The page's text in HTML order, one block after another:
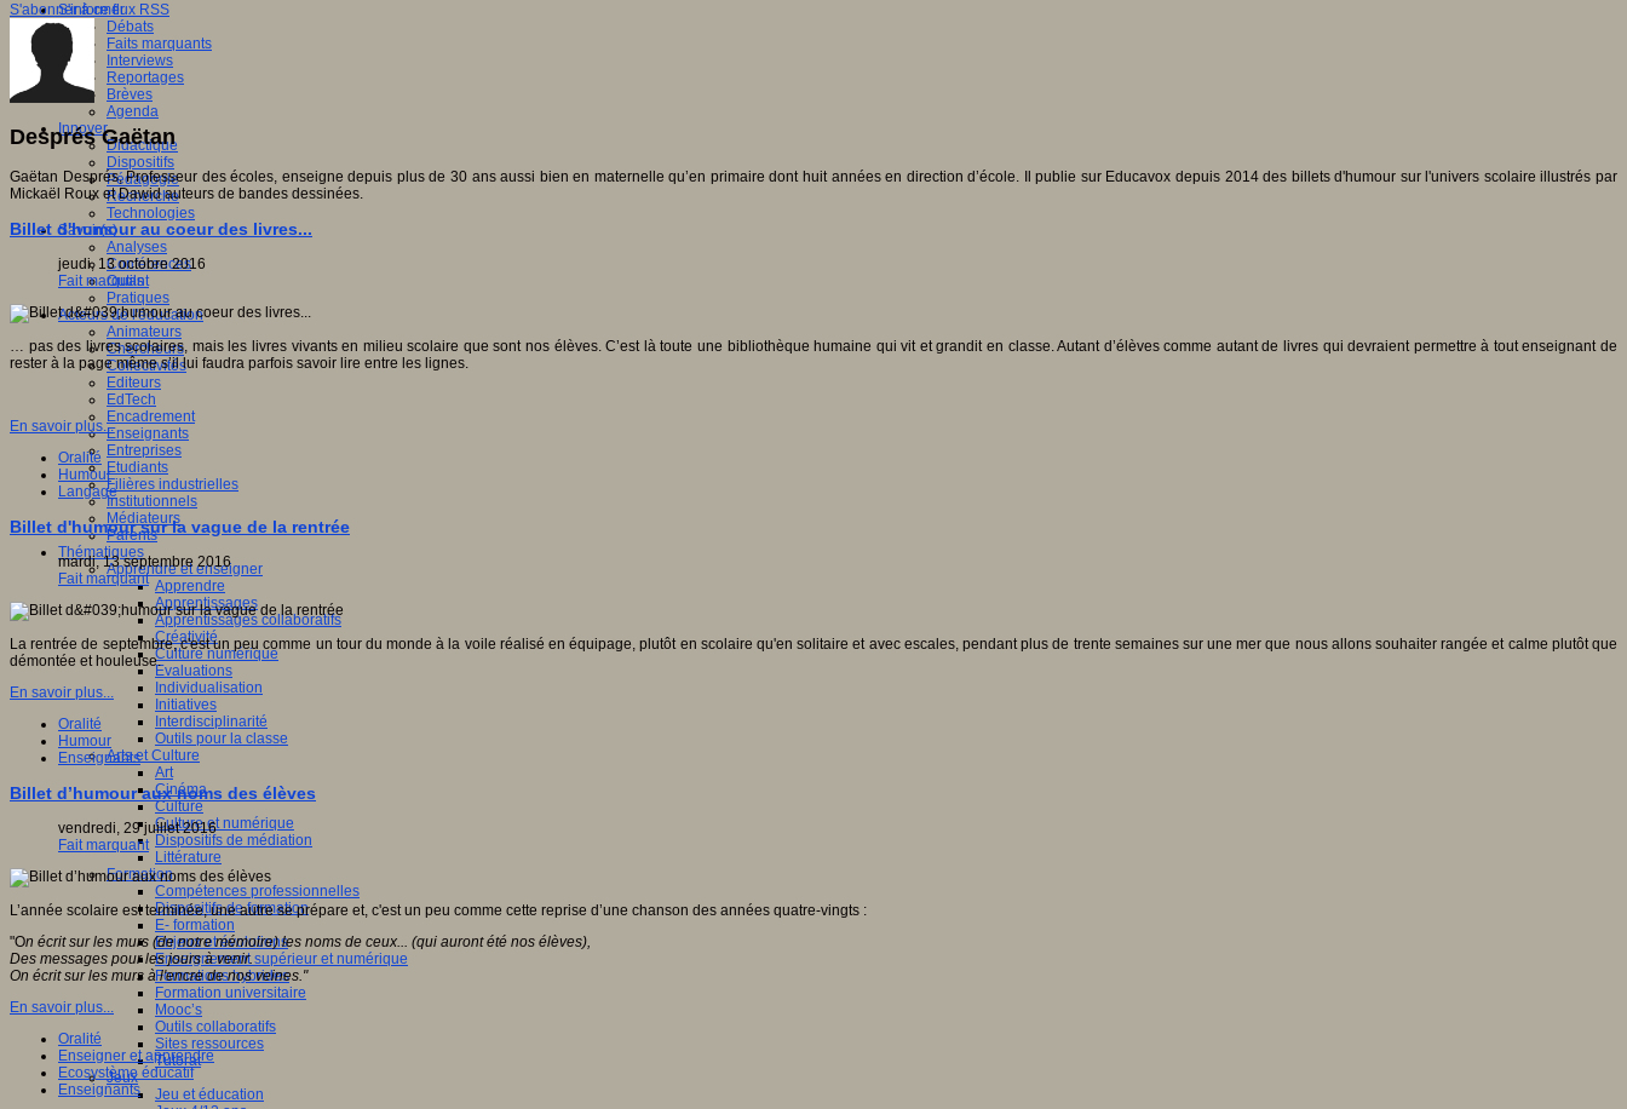
S'informer
Débats
Faits marquants
Interviews
Reportages
Brèves
Agenda
Innover
Didactique
Dispositifs
Pédagogie
Recherche
Technologies
Savoir(s)
Analyses
Conférences
Outils
Pratiques
Acteurs de l'éducation
Animateurs
Chercheurs
Collectivités
Editeurs
EdTech
Encadrement
Enseignants
Entreprises
Etudiants
Filières industrielles
Institutionnels
Médiateurs
Parents
Thématiques
Apprendre et enseigner
Apprendre
Apprentissages
Apprentissages collaboratifs
Créativité
Culture numérique
Evaluations
Individualisation
Initiatives
Interdisciplinarité
Outils pour la classe
Arts et Culture
Art
Cinéma
Culture
Culture et numérique
Dispositifs de médiation
Littérature
Formation
Compétences professionnelles
Dispositifs de formation
E- formation
Enjeux et évolutions
Enseignement supérieur et numérique
Formations hybrides
Formation universitaire
Mooc’s
Outils collaboratifs
Sites ressources
Tutorat
Jeux
Jeu et éducation
S'abonner à ce flux RSS
Després Gaëtan
Gaëtan Després, Professeur des écoles, enseigne depuis plus de 30 ans aussi bien en maternelle qu’en primaire dont huit années en direction d’école. Il publie sur Educavox depuis 2014 des billets d'humour sur l'univers scolaire illustrés par
Mickaël Roux et Dawid auteurs de bandes dessinées.
Billet d'humour au coeur des livres...
jeudi, 13 octobre 2016
Fait marquant
… pas des livres scolaires, mais les livres vivants en milieu scolaire que sont nos élèves. C’est là toute une bibliothèque humaine qui vit et grandit en classe. Autant d’élèves comme autant de livres qui devraient permettre à tout enseignant de
rester à la page même s’il lui faudra parfois savoir lire entre les lignes.
En savoir plus...
Oralité
Humour
Langage
Billet d'humour sur la vague de la rentrée
mardi, 13 septembre 2016
Fait marquant
La rentrée de septembre, c'est un peu comme un tour du monde à la voile réalisé en équipage, plutôt en scolaire qu'en solitaire et avec escales, pendant plus de trente semaines sur une mer que nous allons souhaiter rangée et calme plutôt que
démontée et houleuse.
En savoir plus...
Oralité
Humour
Enseignants
Billet d’humour aux noms des élèves
vendredi, 29 juillet 2016
Fait marquant
L’année scolaire est terminée, une autre se prépare et, c'est un peu comme cette reprise d’une chanson des années quatre-vingts :
"On écrit sur les murs (de notre mémoire) les noms de ceux... (qui auront été nos élèves),
Des messages pour les jours à venir.
On écrit sur les murs à l'encre de nos veines."
En savoir plus...
Oralité
Enseigner et apprendre
Ecosystème éducatif
Enseignants